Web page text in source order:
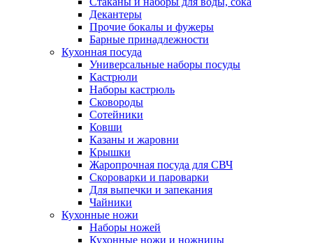
Декантеры
Прочие бокалы и фужеры
Барные принадлежности
Кухонная посуда
Универсальные наборы посуды
Кастрюли
Наборы кастрюль
Сковороды
Сотейники
Ковши
Казаны и жаровни
Крышки
Жаропрочная посуда для СВЧ
Скороварки и пароварки
Для выпечки и запекания
Чайники
Кухонные ножи
Наборы ножей
Кухонные ножи и ножницы